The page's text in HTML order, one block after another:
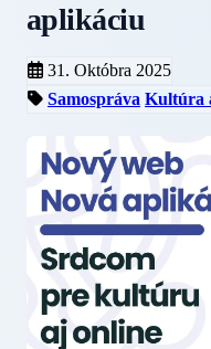
aplikáciu
31. Októbra 2025
Samospráva Kultúra